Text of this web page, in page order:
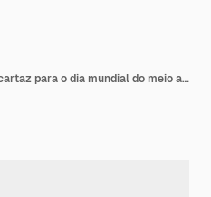
Pessoa protestando com cartaz para o dia mundial do meio ambiente ao ar livre